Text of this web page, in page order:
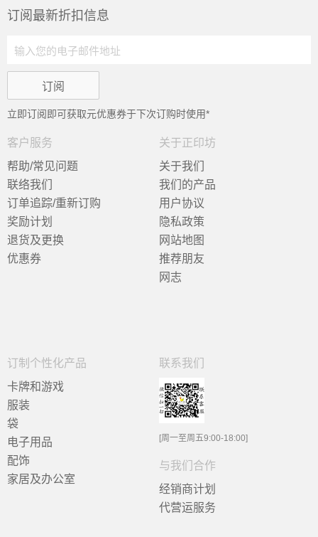
订阅最新折扣信息
立即订阅即可获取元优惠券于下次订购时使用*
客户服务
帮助/常见问题
联络我们
订单追踪/重新订购
奖励计划
退货及更换
优惠券
关于正印坊
关于我们
我们的产品
用户协议
隐私政策
网站地图
推荐朋友
网志
订制个性化产品
卡牌和游戏
服装
袋
电子用品
配饰
家居及办公室
联系我们
[周一至周五9:00-18:00]
与我们合作
经销商计划
代营运服务